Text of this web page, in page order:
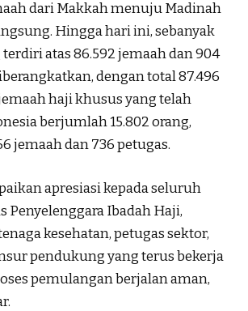
dari Makkah menuju Madinah
Hingga hari ini, sebanyak
atas 86.592 jemaah dan 904
dengan total 87.496
haji khusus yang telah
berjumlah 15.802 orang,
jemaah dan 736 petugas.
apresiasi kepada seluruh
Penyelenggara Ibadah Haji,
kesehatan, petugas sektor,
pendukung yang terus bekerja
pemulangan berjalan aman,